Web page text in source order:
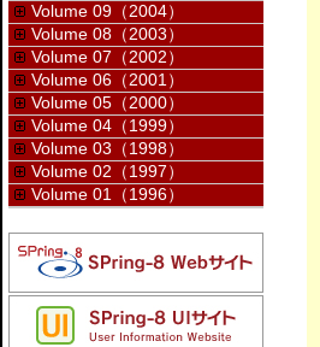
Volume 09（2004）
Volume 08（2003）
Volume 07（2002）
Volume 06（2001）
Volume 05（2000）
Volume 04（1999）
Volume 03（1998）
Volume 02（1997）
Volume 01（1996）